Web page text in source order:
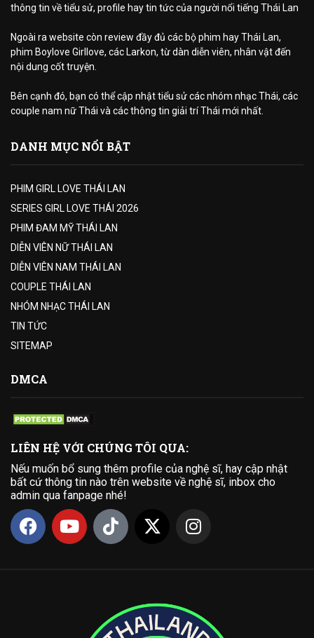
thông tin về tiểu sử, profile hay tin tức của người nổi tiếng Thái Lan
Ngoài ra website còn review đầy đủ các bộ phim hay Thái Lan,
phim Boylove Girllove, các Larkon, từ dàn diễn viên, nhân vật đến
nội dung cốt truyện.
Bên cạnh đó, bạn có thể cập nhật tiểu sử các nhóm nhạc Thái, các
couple nam nữ Thái và các thông tin giải trí Thái mới nhất.
DANH MỤC NỔI BẬT
PHIM GIRL LOVE THÁI LAN
SERIES GIRL LOVE THÁI 2026
PHIM ĐAM MỸ THÁI LAN
DIỄN VIÊN NỮ THÁI LAN
DIỄN VIÊN NAM THÁI LAN
COUPLE THÁI LAN
NHÓM NHẠC THÁI LAN
TIN TỨC
SITEMAP
DMCA
LIÊN HỆ VỚI CHÚNG TÔI QUA:
Nếu muốn bổ sung thêm profile của nghệ sĩ, hay cập nhật
bất cứ thông tin nào trên website về nghệ sĩ, inbox cho
admin qua fanpage nhé!